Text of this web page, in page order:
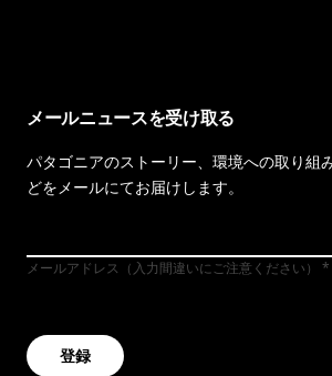
メールニュースを受け取る
パタゴニアのストーリー、環境への取り組
どをメールにてお届けします。
メールアドレス（入力間違いにご注意ください）
登録